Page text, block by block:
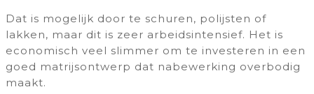
Dat is mogelijk door te schuren, polijsten of
lakken, maar dit is zeer arbeidsintensief. Het is
economisch veel slimmer om te investeren in een
goed matrijsontwerp dat nabewerking overbodig
maakt.